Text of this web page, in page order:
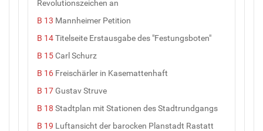
Revolutionszeichen an
B 13 Mannheimer Petition
B 14Titelseite Erstausgabe des "Festungsboten"
B 15Carl Schurz
B 16 Freischärler in Kasemattenhaft
B 17Gustav Struve
B 18 Stadtplan mit Stationen des Stadtrundgangs
B 19 Luftansicht der barocken Planstadt Rastatt